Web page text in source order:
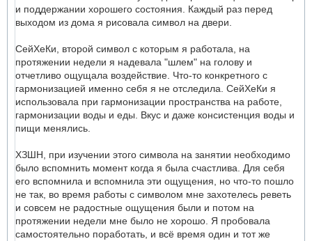
и поддержании хорошего состояния. Каждый раз перед
выходом из дома я рисовала символ на двери.
СейХеКи, второй символ с которым я работала, на
протяжении недели я надевала "шлем" на голову и
отчетливо ощущала воздействие. Что-то конкретного с
гармонизацией именно себя я не отследила. СейХеКи я
использовала при гармонизации пространства на работе,
гармонизации воды и еды. Вкус и даже консистенция воды и
пищи менялись.
ХЗШН, при изучении этого символа на занятии необходимо
было вспомнить момент когда я была счастлива. Для себя
его вспомнила и вспомнила эти ощущения, но что-то пошло
не так, во время работы с символом мне захотелесь реветь
и совсем не радостные ощущения были и потом на
протяжении недели мне было не хорошо. Я пробовала
самостоятельно поработать, и всё время один и тот же